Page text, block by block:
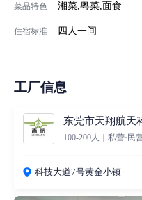
菜品特色 湘菜,粤菜,面食
住宿标准 四人一间
工厂信息
东莞市天翔航天
100-200人｜私营·民
科技大道7号黄金小镇